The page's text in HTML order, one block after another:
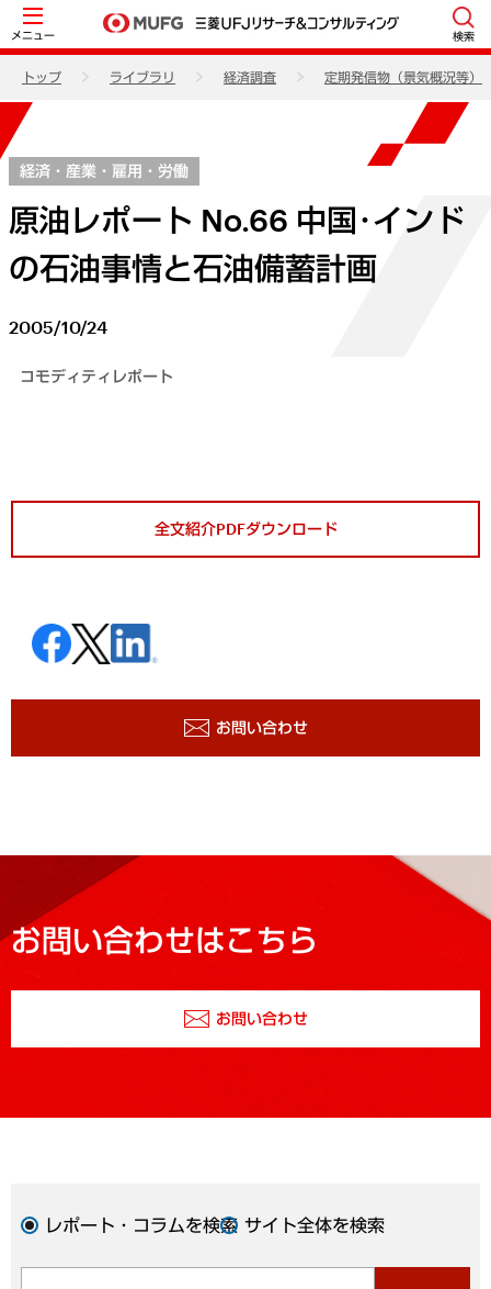
メニュー 検索
トップ ライブラリ 経済調査 定期発信物（景気概況等）
経済・産業・雇用・労働
原油レポート No.66 中国･インド
の石油事情と石油備蓄計画
2005/10/24
コモディティレポート
全文紹介PDFダウンロード
お問い合わせ
お問い合わせはこちら
お問い合わせ
レポート・コラムを検索 サイト全体を検索